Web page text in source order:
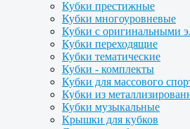
Кубки престижные
Кубки многоуровневые
Кубки с оригинальными
Кубки переходящие
Кубки тематические
Кубки - комплекты
Кубки для массового
Кубки из
Кубки музыкальные
Крышки для кубков